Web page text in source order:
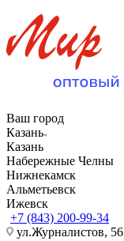
Ваш город
Казань
Казань
Набережные Челны
Нижнекамск
Альметьевск
Ижевск
+7 (843) 200-99-34
ул.Журналистов, 56